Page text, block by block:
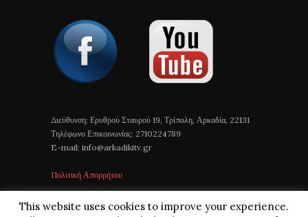
Διεύθυνση: Ερυθρού Σταυρού 19, Τρίπολη, Αρκαδία, 22131
Τηλέφωνο Επικοινωνίας: 2710224789
E-mail: info@arkadikitv.gr
Πολιτική Απορρήτου
This website uses cookies to improve your experience.